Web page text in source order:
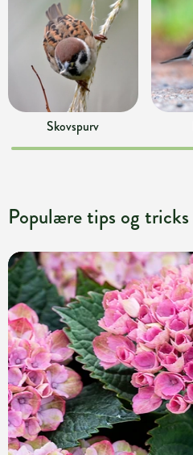
Skovspurv
Populære tips og tricks